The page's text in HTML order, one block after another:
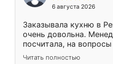
6 августа 2026
Заказывала кухню в
очень довольна.
посчитала, на вопросы
Замерщик приехал в
Читать полностью